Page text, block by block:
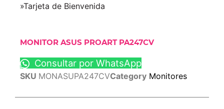
»Tarjeta de Bienvenida
MONITOR ASUS PROART PA247CV
Consultar por WhatsApp
SKU MONASUPA247CVCategory Monitores